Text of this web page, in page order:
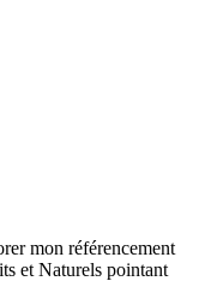
mon référencement
et Naturels pointant